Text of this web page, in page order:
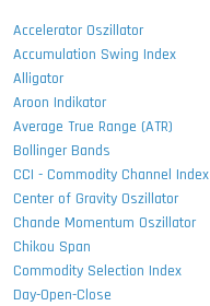
Accelerator Oszillator
Accumulation Swing Index
Alligator
Aroon Indikator
Average True Range (ATR)
Bollinger Bands
CCI - Commodity Channel Index
Center of Gravity Oszillator
Chande Momentum Oszillator
Chikou Span
Commodity Selection Index
Day-Open-Close